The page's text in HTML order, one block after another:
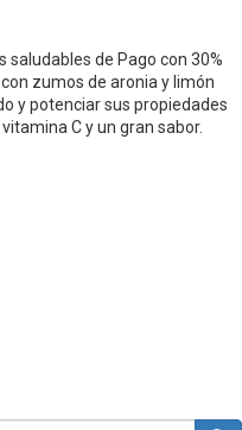
saludables de Pago con 30%
zumos de aronia y limón
y potenciar sus propiedades
C y un gran sabor.